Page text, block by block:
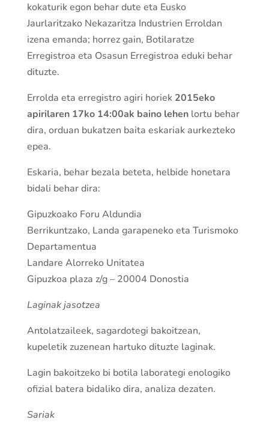
kokaturik egon behar dute eta Eusko
Jaurlaritzako Nekazaritza Industrien Erroldan
izena emanda; horrez gain, Botilaratze
Erregistroa eta Osasun Erregistroa eduki behar
dituzte.
Errolda eta erregistro agiri horiek 2015eko
apirilaren 17ko 14:00ak baino lehenlortu behar
dira, orduan bukatzen baita eskariak aurkezteko
epea.
Eskaria, behar bezala beteta, helbide honetara
bidali behar dira:
Gipuzkoako Foru Aldundia
Berrikuntzako, Landa garapeneko eta Turismoko
Departamentua
Landare Alorreko Unitatea
Gipuzkoa plaza z/g – 20004 Donostia
Laginak jasotzea
Antolatzaileek, sagardotegi bakoitzean,
kupeletik zuzenean hartuko dituzte laginak.
Lagin bakoitzeko bi botila laborategi enologiko
ofizial batera bidaliko dira, analiza dezaten.
Sariak